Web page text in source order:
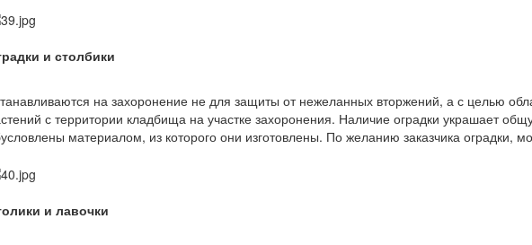
и столбики
на захоронение не для защиты от нежеланных вторжений, а с целью
с территории кладбища на участке захоронения. Наличие оградки украшает
материалом, из которого они изготовлены. По желанию заказчика оградки,
и лавочки